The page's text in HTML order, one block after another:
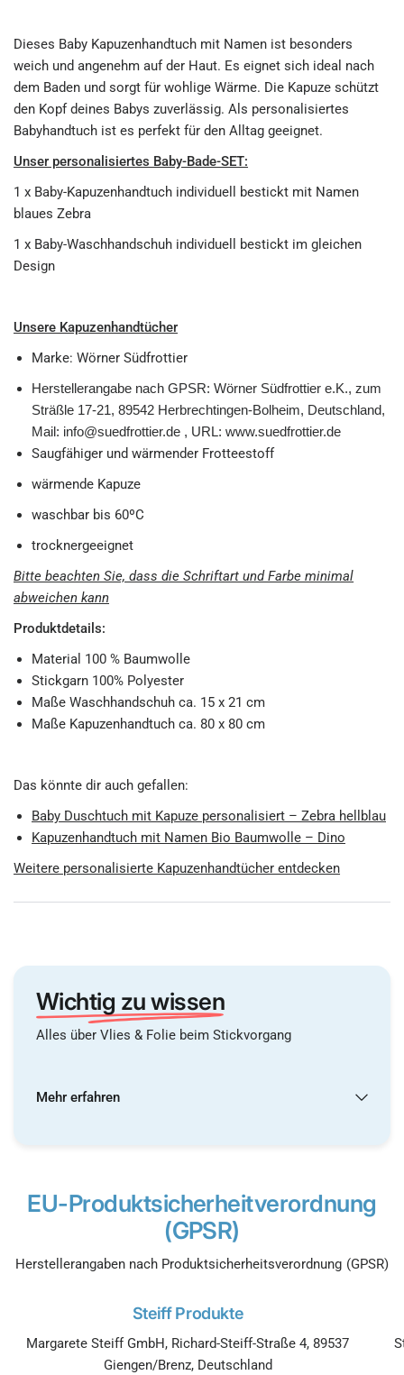
Dieses Baby Kapuzenhandtuch mit Namen ist besonders
weich und angenehm auf der Haut. Es eignet sich ideal nach
dem Baden und sorgt für wohlige Wärme. Die Kapuze schützt
den Kopf deines Babys zuverlässig. Als personalisiertes
Babyhandtuch ist es perfekt für den Alltag geeignet.
Unser personalisiertes Baby-Bade-SET:
1 x Baby-Kapuzenhandtuch individuell bestickt mit Namen
blaues Zebra
1 x Baby-Waschhandschuh individuell bestickt im gleichen
Design
Unsere Kapuzenhandtücher
Marke: Wörner Südfrottier
Herstellerangabe nach GPSR: Wörner Südfrottier e.K., zum
Sträßle 17-21, 89542 Herbrechtingen-Bolheim, Deutschland,
Mail: info@suedfrottier.de , URL: www.suedfrottier.de
Saugfähiger und wärmender Frotteestoff
wärmende Kapuze
waschbar bis 60ºC
trocknergeeignet
Bitte beachten Sie, dass die Schriftart und Farbe minimal
abweichen kann
Produktdetails:
Material 100 % Baumwolle
Stickgarn 100% Polyester
Maße Waschhandschuh ca. 15 x 21 cm
Maße Kapuzenhandtuch ca. 80 x 80 cm
Das könnte dir auch gefallen:
Baby Duschtuch mit Kapuze personalisiert – Zebra hellblau
Kapuzenhandtuch mit Namen Bio Baumwolle – Dino
Weitere personalisierte Kapuzenhandtücher entdecken
Wichtig zu wissen
Alles über Vlies & Folie beim Stickvorgang
Mehr erfahren
EU-Produktsicherheitverordnung
(GPSR)
Herstellerangaben nach Produktsicherheitsverordnung (GPSR)
Steiff Produkte
Margarete Steiff GmbH, Richard-Steiff-Straße 4, 89537
Giengen/Brenz, Deutschland